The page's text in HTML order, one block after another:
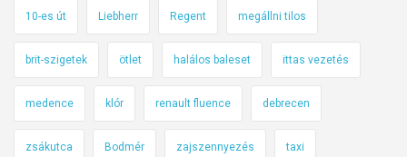
10-es út Liebherr Regent megállni tilos
brit-szigetek ötlet halálos baleset ittas vezetés
medence klór renault fluence debrecen
zsákutca Bodmér zajszennyezés taxi